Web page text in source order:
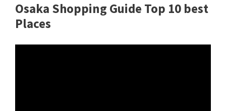
Osaka Shopping Guide Top 10 best
Places